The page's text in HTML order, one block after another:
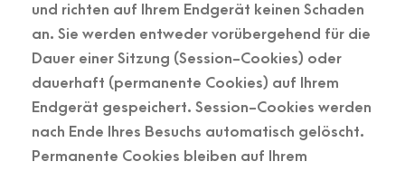
und richten auf Ihrem Endgerät keinen Schaden
an. Sie werden entweder vorübergehend für die
Dauer einer Sitzung (Session-Cookies) oder
dauerhaft (permanente Cookies) auf Ihrem
Endgerät gespeichert. Session-Cookies werden
nach Ende Ihres Besuchs automatisch gelöscht.
Permanente Cookies bleiben auf Ihrem